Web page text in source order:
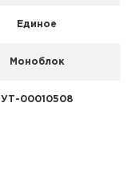
Единое
Моноблок
УТ-00010508